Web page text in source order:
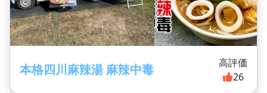
本格四川麻辣湯 麻辣中毒
高評価
26